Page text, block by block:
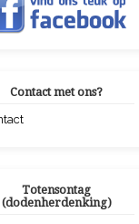
Contact met ons?
Totensontag
(dodenherdenking)